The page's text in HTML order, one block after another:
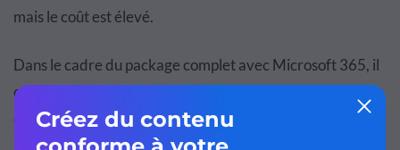
mais le coût est élevé.
Dans le cadre du package complet avec Microsoft 365, il
comporte des frais mensuels. L'achat du logiciel seul ne
comprend pas de stockage comme avec the Suite.